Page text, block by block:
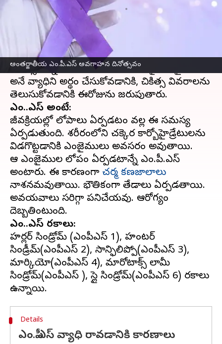
అంతర్జాతీయ ఎం.పీ.ఎస్ అవగాహన దినోత్సవం
Sriram Pranateja May 15, 2023
ఈ వార్తాకథనం ఏంటి
ప్రతీ ఏడాది మే 15వ తేదీన అంతర్జాతీయ ఎం.పీ.ఎస్
దినోత్సవాన్ని జరుపుతారు. మోనోశాకరైడోస్ టైప్ 1
అనే వ్యాధిని అర్థం చేసుకోవడానికి, చికిత్స వివరాలను
ఎం.పీ.ఎస్ అంటే:
జీవక్రియల్లో లోపాలు ఏర్పడటం వల్ల ఈ సమస్య
ఏర్పడుతుంది. శరీరంలోని చక్కెర కార్బోహైడ్రేటులను
విడగొట్టడానికి ఎంజైములు అవసరం అవుతాయి.
ఆ ఎంజైముల లోపం ఏర్పడటాన్నే ఎం.పీ.ఎస్
అంటారు. ఈ కారణంగా చర్మ కణజాలాలు
నాశనమవుతాయి. భౌతికంగా తేడాలు ఏర్పడతాయి.
అవయవాలు సరిగ్గా పనిచేయవు. ఆరోగ్యం
ఎం.పీ.ఎస్ రకాలు:
హర్లర్ సిండ్రోమ్ (ఎంపీఎస్ 1), హంటర్
సిండ్రీమ్(ఎంపీఎస్ 2), సాన్ఫిలిప్పో(ఎంపీఎస్ 3),
మార్కియో(ఎంపీఎస్ 4), మారోటాక్స్ లామీ
సిండ్రోమ్(ఎంపీఎస్ ), స్లై సిండ్రోమ్(ఎంపీఎస్ 6) రకాలు
Details
ఎం.పీ.ఎస్ వ్యాధి రావడానికి కారణాలు